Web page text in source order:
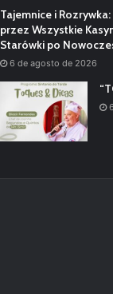
Tajemnice i
przez Wszystkie
Starówki po
6 de agosto de 2026